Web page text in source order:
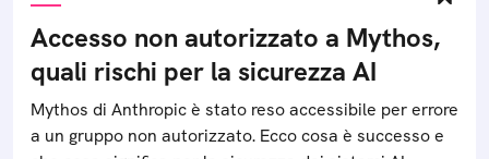
Accesso non autorizzato a Mythos,
quali rischi per la sicurezza AI
Mythos di Anthropic è stato reso accessibile per errore
a un gruppo non autorizzato. Ecco cosa è successo e